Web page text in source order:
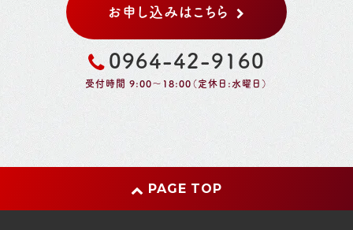
お申し込みはこちら
0964-42-9160
受付時間 9:00～18:00（定休日:水曜日）
PAGE TOP